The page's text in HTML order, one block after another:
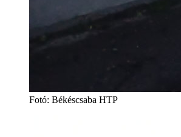
Fotó: Békéscsaba HTP